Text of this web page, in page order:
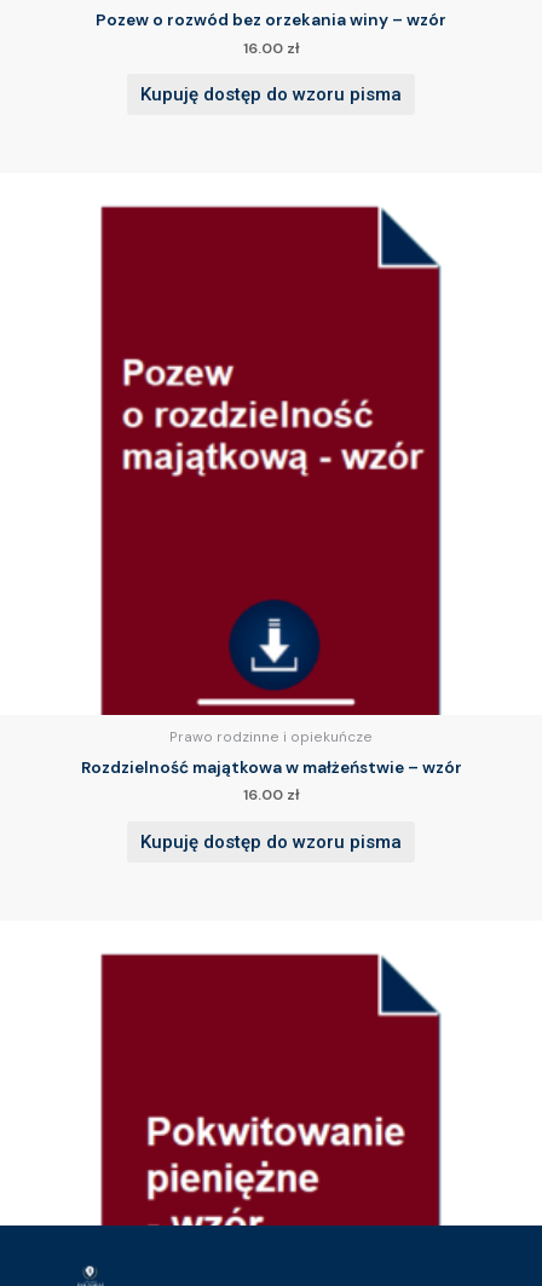
Pozew o rozwód bez orzekania winy – wzór
16.00 zł
Kupuję dostęp do wzoru pisma
Prawo rodzinne i opiekuńcze
Rozdzielność majątkowa w małżeństwie – wzór
16.00 zł
Kupuję dostęp do wzoru pisma